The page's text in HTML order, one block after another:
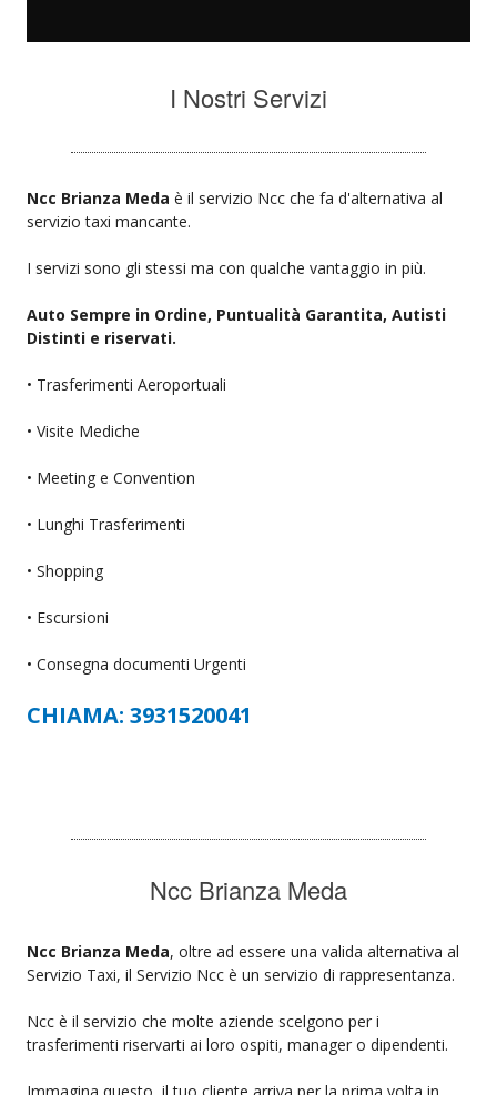
I Nostri Servizi
Ncc Brianza Meda è il servizio Ncc che fa d'alternativa al
servizio taxi mancante.
I servizi sono gli stessi ma con qualche vantaggio in più.
Auto Sempre in Ordine, Puntualità Garantita, Autisti
Distinti e riservati.
• Trasferimenti Aeroportuali
• Visite Mediche
• Meeting e Convention
• Lunghi Trasferimenti
• Shopping
• Escursioni
• Consegna documenti Urgenti
CHIAMA: 3931520041
Ncc Brianza Meda
Ncc Brianza Meda, oltre ad essere una valida alternativa al
Servizio Taxi, il Servizio Ncc è un servizio di rappresentanza.
Ncc è il servizio che molte aziende scelgono per i
trasferimenti riservarti ai loro ospiti, manager o dipendenti.